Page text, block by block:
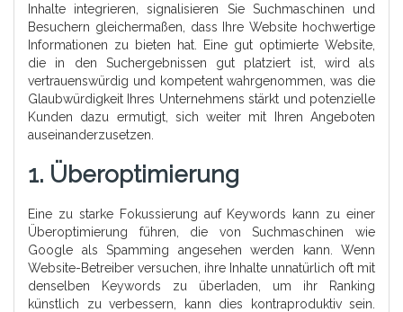
Inhalte integrieren, signalisieren Sie Suchmaschinen und
Besuchern gleichermaßen, dass Ihre Website hochwertige
Informationen zu bieten hat. Eine gut optimierte Website,
die in den Suchergebnissen gut platziert ist, wird als
vertrauenswürdig und kompetent wahrgenommen, was die
Glaubwürdigkeit Ihres Unternehmens stärkt und potenzielle
Kunden dazu ermutigt, sich weiter mit Ihren Angeboten
auseinanderzusetzen.
1. Überoptimierung
Eine zu starke Fokussierung auf Keywords kann zu einer
Überoptimierung führen, die von Suchmaschinen wie
Google als Spamming angesehen werden kann. Wenn
Website-Betreiber versuchen, ihre Inhalte unnatürlich oft mit
denselben Keywords zu überladen, um ihr Ranking
künstlich zu verbessern, kann dies kontraproduktiv sein.